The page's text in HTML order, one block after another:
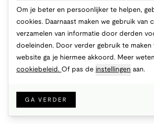
Cookies
Om je beter en persoonlijker te helpen,
cookies. Daarnaast maken we gebruik van
verzamelen van informatie door derden
doeleinden. Door verder gebruik te maken
website ga je hiermee akkoord. Meer
cookiebeleid. Of pas de instellingen aan.
GA VERDER